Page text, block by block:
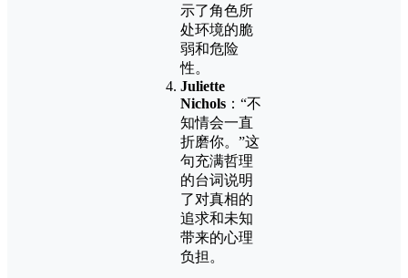
示了角色所
处环境的脆
弱和危险
性。
Juliette
Nichols ：“不
知情会一直
折磨你。”这
句充满哲理
的台词说明
了对真相的
追求和未知
带来的心理
负担​。